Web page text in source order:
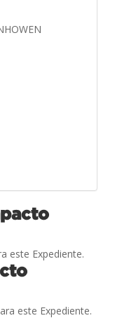
este Expediente.
este Expediente.